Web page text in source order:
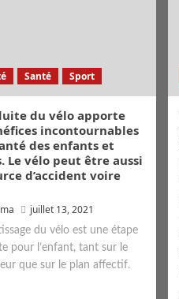
Santé Sport
du vélo apporte
incontournables
des enfants et
Le vélo peut être aussi
d’accident voire
juillet 13, 2021
du vélo est une étape
pour l’enfant, tant sur le
que sur le plan affectif.